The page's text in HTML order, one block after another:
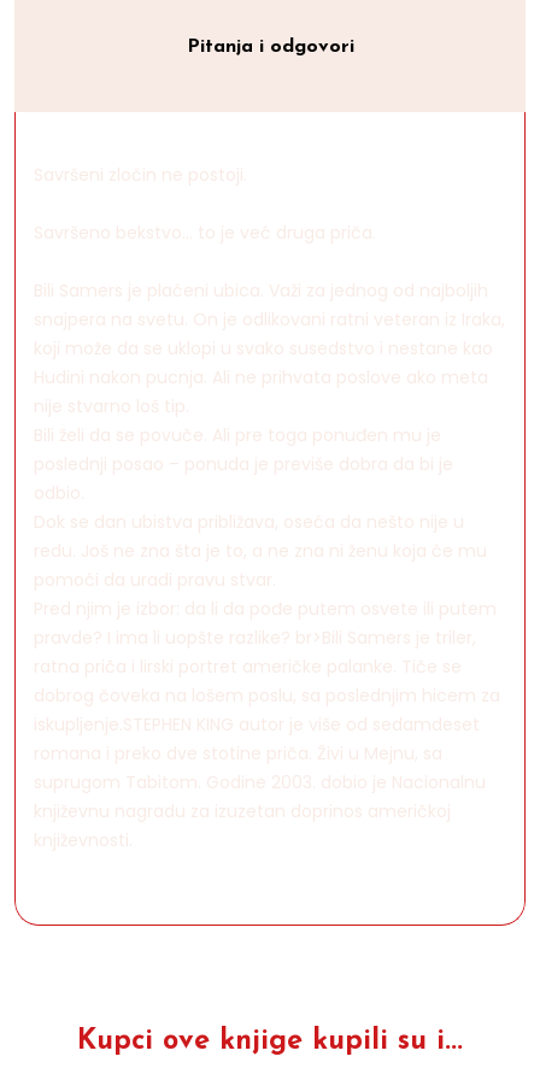
Pitanja i odgovori
Savršeni zločin ne postoji.
Savršeno bekstvo… to je već druga priča.
Bili Samers je plaćeni ubica. Važi za jednog od najboljih
snajpera na svetu. On je odlikovani ratni veteran iz Iraka,
koji može da se uklopi u svako susedstvo i nestane kao
Hudini nakon pucnja. Ali ne prihvata poslove ako meta
nije stvarno loš tip.
Bili želi da se povuče. Ali pre toga ponuđen mu je
poslednji posao – ponuda je previše dobra da bi je
odbio.
Dok se dan ubistva približava, oseća da nešto nije u
redu. Još ne zna šta je to, a ne zna ni ženu koja će mu
pomoći da uradi pravu stvar.
Pred njim je izbor: da li da pođe putem osvete ili putem
pravde? I ima li uopšte razlike? br>Bili Samers je triler,
ratna priča i lirski portret američke palanke. Tiče se
dobrog čoveka na lošem poslu, sa poslednjim hicem za
iskupljenje.STEPHEN KING autor je više od sedamdeset
romana i preko dve stotine priča. Živi u Mejnu, sa
suprugom Tabitom. Godine 2003. dobio je Nacionalnu
književnu nagradu za izuzetan doprinos američkoj
književnosti.
Kupci ove knjige kupili su i...